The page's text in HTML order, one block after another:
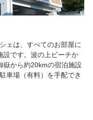
ェは、すべてのお部屋に
設です。波の上ビーチか
嶽から約20kmの宿泊施設
車場（有料）を手配でき